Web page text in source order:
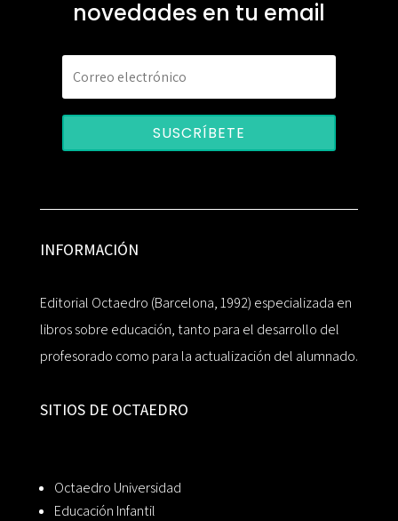
novedades en tu email
SUSCRÍBETE
INFORMACIÓN
Editorial Octaedro (Barcelona, 1992) especializada en
libros sobre educación, tanto para el desarrollo del
profesorado como para la actualización del alumnado.
SITIOS DE OCTAEDRO
Octaedro Universidad
Educación Infantil